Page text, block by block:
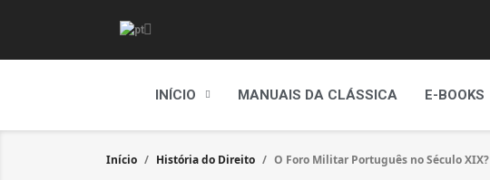
INÍCIO MANUAIS DA CLÁSSICA E-BOOKS
Início História do Direito O Foro Militar Português no Século XIX?